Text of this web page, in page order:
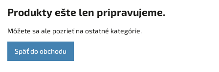
Produkty ešte len pripravujeme.
Môžete sa ale pozrieť na ostatné kategórie.
Späť do obchodu